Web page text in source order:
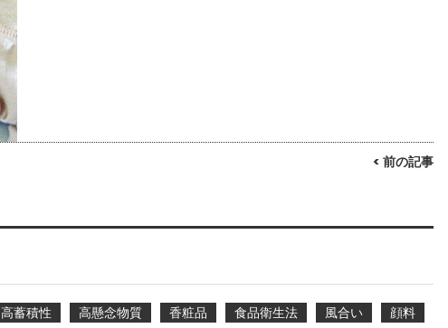
< 前の記事
高蓄積性 高懸念物質 香粧品 食品衛生法 風合い
顔料